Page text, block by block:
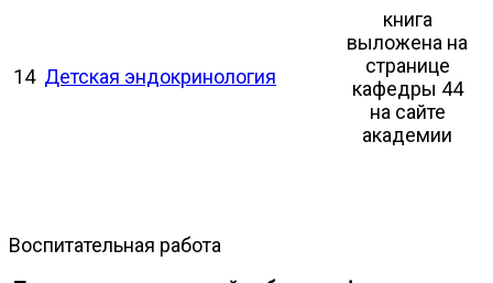
14 Детская эндокринология
книга
выложена на
странице
кафедры 44
на сайте
академии
Воспитательная работа